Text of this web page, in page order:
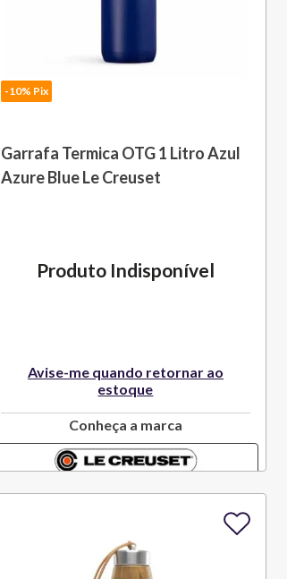
-10% Pix
Garrafa Termica OTG 1 Litro Azul
Azure Blue Le Creuset
Produto Indisponível
Avise-me quando retornar ao
estoque
Conheça a marca